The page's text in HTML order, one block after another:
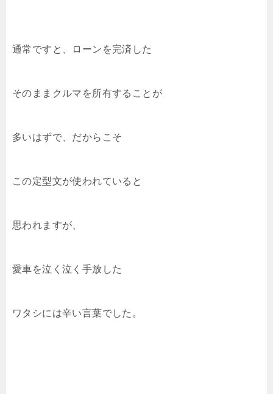
通常ですと、ローンを完済した
そのままクルマを所有することが
多いはずで、だからこそ
この定型文が使われていると
思われますが、
愛車を泣く泣く手放した
ワタシには辛い言葉でした。